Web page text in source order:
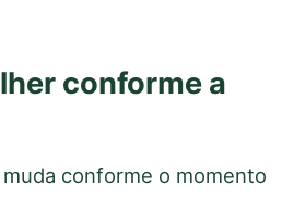
conforme a
conforme o momento